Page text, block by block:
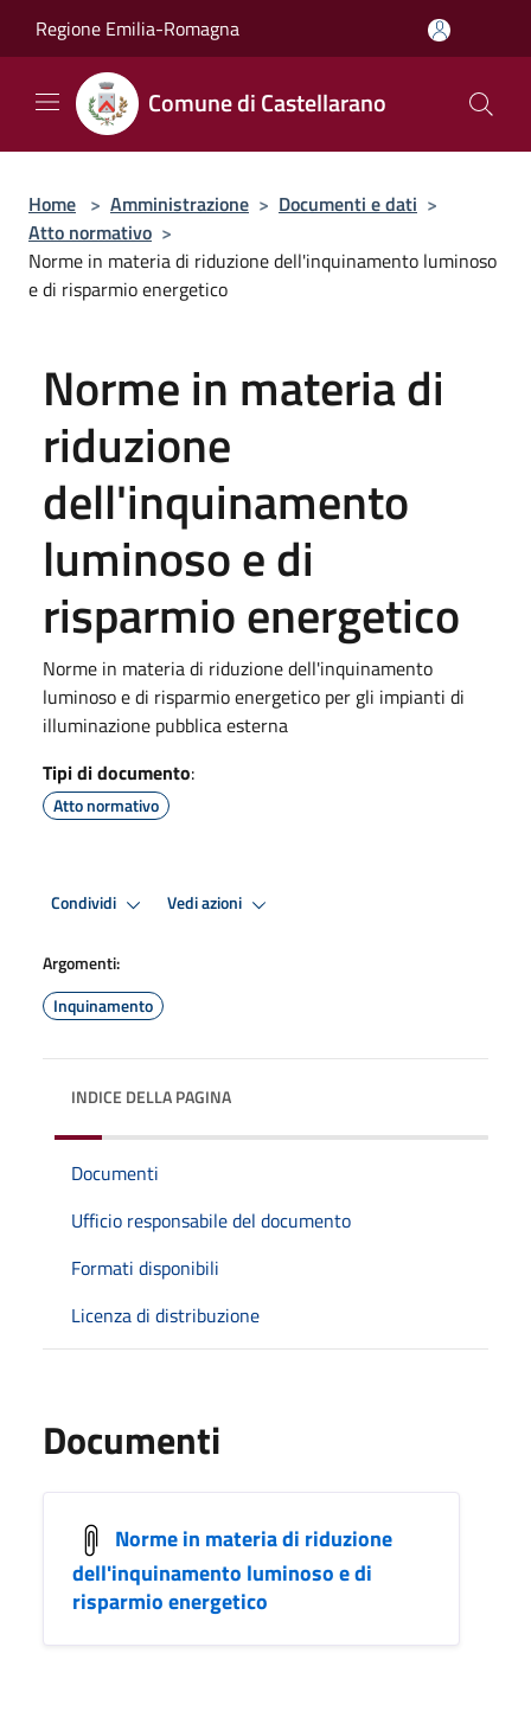
Regione Emilia-Romagna
Comune di Castellarano
Home > Amministrazione > Documenti e dati >
Atto normativo >
Norme in materia di riduzione dell'inquinamento luminoso
e di risparmio energetico
Norme in materia di
riduzione
dell'inquinamento
luminoso e di
risparmio energetico
Norme in materia di riduzione dell'inquinamento
luminoso e di risparmio energetico per gli impianti di
illuminazione pubblica esterna
Tipi di documento:
Atto normativo
Condividi Vedi azioni
Argomenti:
Inquinamento
INDICE DELLA PAGINA
Documenti
Ufficio responsabile del documento
Formati disponibili
Licenza di distribuzione
Documenti
Norme in materia di riduzione
dell'inquinamento luminoso e di
risparmio energetico